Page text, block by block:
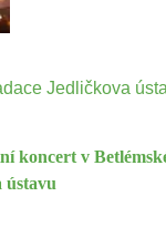
Jedličkova
koncert v
ústavu